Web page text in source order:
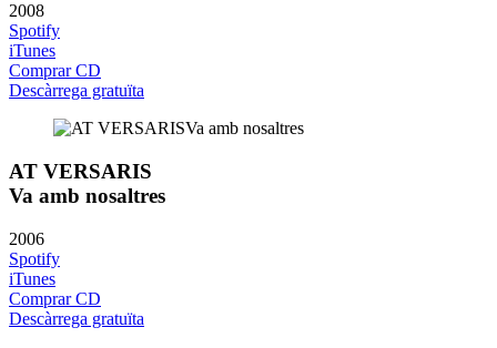
2008
Spotify
iTunes
Comprar CD
Descàrrega gratuïta
AT VERSARIS
Va amb nosaltres
2006
Spotify
iTunes
Comprar CD
Descàrrega gratuïta